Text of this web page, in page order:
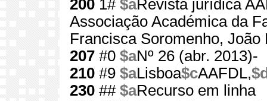
200 1# $aRevista jurídica
Associação Académica da
Francisca Soromenho, João
207 #0 $aNº 26 (abr. 2013)-
210 #9 $aLisboa$cAAFDL,
230 ## $aRecurso em linha